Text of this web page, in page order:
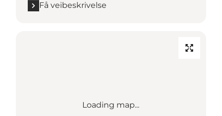
Få veibeskrivelse
Loading map...